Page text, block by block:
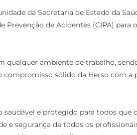
da Secretaria de Estado da
Prevenção de Acidentes (CIPA) para
qualquer ambiente de trabalho,
sólido da Herso com a
e protegido para todos que
e segurança de todos os